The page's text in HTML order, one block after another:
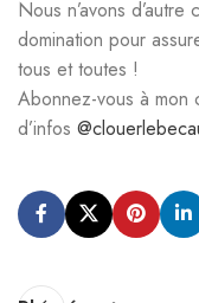
Nous n’avons
domination pour
tous et toutes !
Abonnez-vous à mon
d’infos